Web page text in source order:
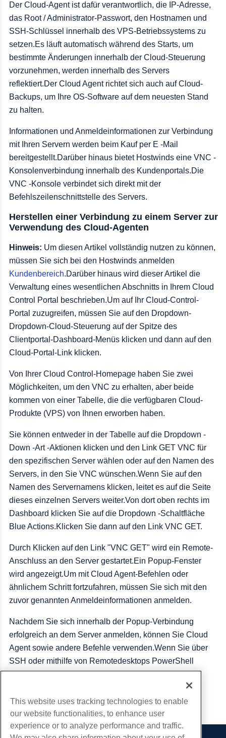
Der Cloud-Agent ist dafür verantwortlich, die IP-Adresse,
das Root / Administrator-Passwort, den Hostnamen und
SSH-Schlüssel innerhalb des VPS-Betriebssystems zu
setzen.Es läuft automatisch während des Starts, um
bestimmte Änderungen innerhalb der Cloud-Steuerung
vorzunehmen, werden innerhalb des Servers
reflektiert.Der Cloud Agent richtet sich auch auf Cloud-
Backups, um Ihre OS-Software auf dem neuesten Stand
zu halten.
Informationen und Anmeldeinformationen zur Verbindung
mit Ihren Servern werden beim Kauf per E -Mail
bereitgestellt.Darüber hinaus bietet Hostwinds eine VNC -
Konsolenverbindung innerhalb des Kundenportals.Die
VNC -Konsole verbindet sich direkt mit der
Befehlszeilenschnittstelle des Servers.
Herstellen einer Verbindung zu einem Server zur
Verwendung des Cloud-Agenten
Hinweis: Um diesen Artikel vollständig nutzen zu können,
müssen Sie sich bei den Hostwinds anmelden
Kundenbereich.Darüber hinaus wird dieser Artikel die
Verwaltung eines wesentlichen Abschnitts in Ihrem Cloud
Control Portal beschrieben.Um auf Ihr Cloud-Control-
Portal zuzugreifen, müssen Sie auf den Dropdown-
Dropdown-Cloud-Steuerung auf der Spitze des
Clientportal-Dashboard-Menüs klicken und dann auf den
Cloud-Portal-Link klicken.
Von Ihrer Cloud Control-Homepage haben Sie zwei
Möglichkeiten, um den VNC zu erhalten, aber beide
kommen von einer Tabelle, die die verfügbaren Cloud-
Produkte (VPS) von Ihnen erworben haben.
Sie können entweder in der Tabelle auf die Dropdown -
Down -Art -Aktionen klicken und den Link GET VNC für
den spezifischen Server wählen oder auf den Namen des
Servers, in den Sie VNC wünschen.Wenn Sie auf den
Namen des Servernamens klicken, leitet es auf die Seite
dieses einzelnen Servers weiter.Von dort oben rechts im
Dashboard klicken Sie auf die Dropdown -Schaltfläche
Blue Actions.Klicken Sie dann auf den Link VNC GET.
Durch Klicken auf den Link "VNC GET" wird ein Remote-
Anschluss an den Server gestartet.Ein Popup-Fenster
wird angezeigt.Um mit Cloud Agent-Befehlen oder
ähnlichem Schritt fortzufahren, müssen Sie sich mit den
zuvor genannten Anmeldeinformationen anmelden.
Nachdem Sie sich innerhalb der Popup-Verbindung
erfolgreich an dem Server anmelden, können Sie Cloud
Agent sowie andere Befehle verwenden.Wenn Sie über
SSH oder mithilfe von Remotedesktops PowerShell
verbunden sind, gelten dieselben Prinzipien.
Kopieren URL
This website uses tracking technologies to enable
our website functionalities, to enhance user
experience or to analyze performance and traffic.